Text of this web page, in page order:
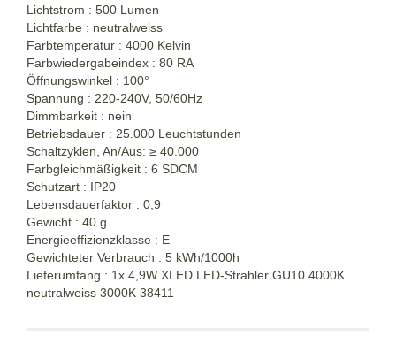
Lichtstrom : 500 Lumen
Lichtfarbe : neutralweiss
Farbtemperatur : 4000 Kelvin
Farbwiedergabeindex : 80 RA
Öffnungswinkel : 100°
Spannung : 220-240V, 50/60Hz
Dimmbarkeit : nein
Betriebsdauer : 25.000 Leuchtstunden
Schaltzyklen, An/Aus: ≥ 40.000
Farbgleichmäßigkeit : 6 SDCM
Schutzart : IP20
Lebensdauerfaktor : 0,9
Gewicht : 40 g
Energieeffizienzklasse : E
Gewichteter Verbrauch : 5 kWh/1000h
Lieferumfang : 1x 4,9W XLED LED-Strahler GU10 4000K
neutralweiss 3000K 38411